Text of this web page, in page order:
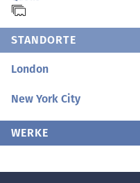
STANDORTE
London
New York City
WERKE